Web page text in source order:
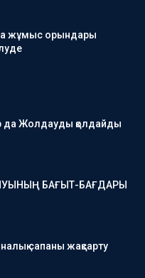
жұмыс орындары
да Жолдауды қолдайды
БАҒЫТ-БАҒДАРЫ
сапаны жақсарту